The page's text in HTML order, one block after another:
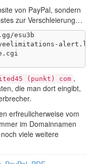
von PayPal, sondern
zur Verschleierung…
esu3b
(punkt) com ,
die man dort eingibt,
erfreulicherweise vom
im Domainnamen
viele weitere